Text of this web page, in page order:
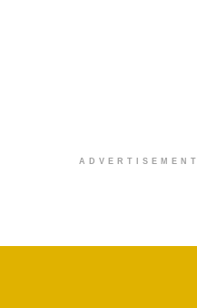
ADVERTISEMENT